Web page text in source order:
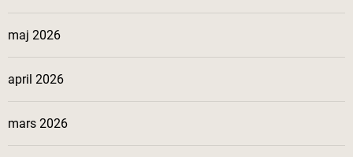
maj 2026
april 2026
mars 2026